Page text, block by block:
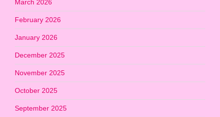
March 2026
February 2026
January 2026
December 2025
November 2025
October 2025
September 2025